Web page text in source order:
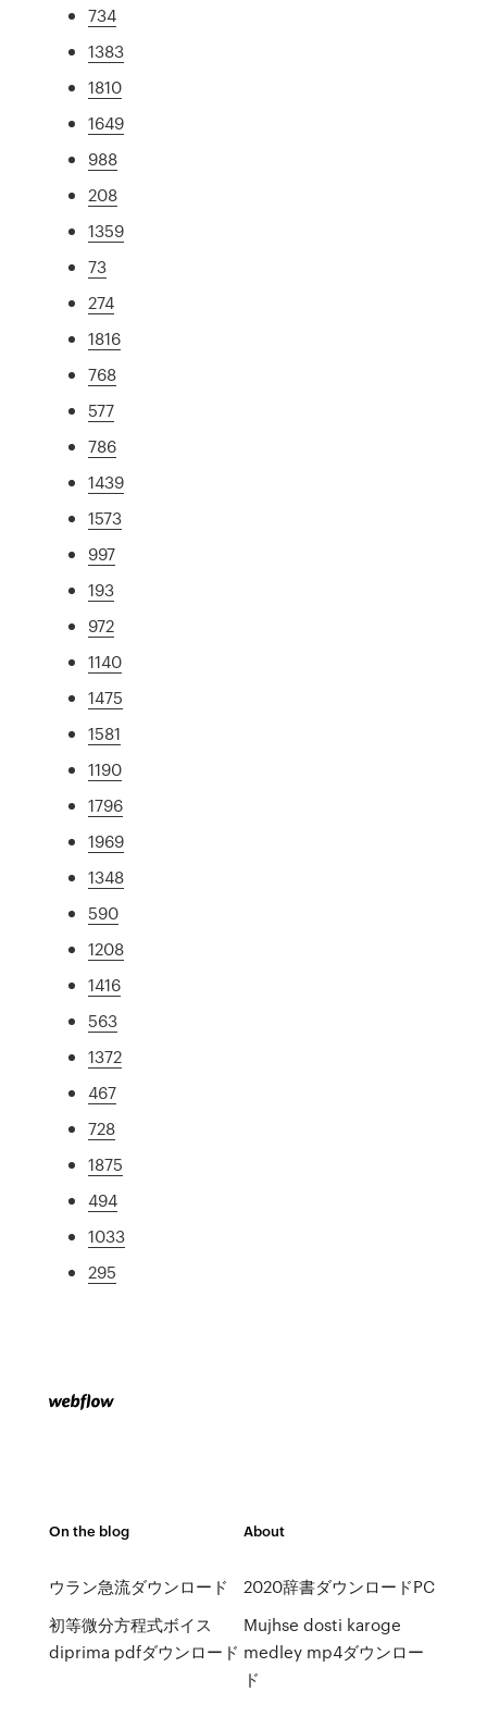
734
1383
1810
1649
988
208
1359
73
274
1816
768
577
786
1439
1573
997
193
972
1140
1475
1581
1190
1796
1969
1348
590
1208
1416
563
1372
467
728
1875
494
1033
295
On the blog
ウラン急流ダウンロード
初等微分方程式ボイス
diprima pdfダウンロード
About
2020辞書ダウンロードPC
Mujhse dosti karoge
medley mp4ダウンロー
ド